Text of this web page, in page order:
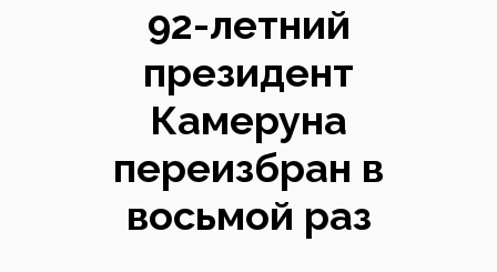
92-летний
президент
Камеруна
переизбран в
восьмой раз